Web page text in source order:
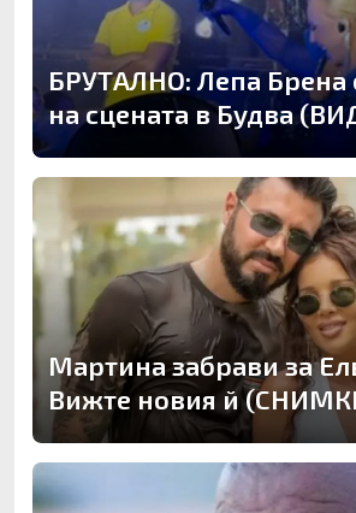
БРУТАЛНО: Лепа Брена
на сцената в Будва
Мартина забрави за
Вижте новия й